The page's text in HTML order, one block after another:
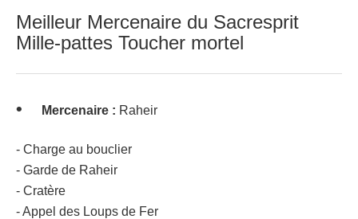
Meilleur Mercenaire du Sacresprit
Mille-pattes Toucher mortel
Mercenaire : Raheir
- Charge au bouclier
- Garde de Raheir
- Cratère
- Appel des Loups de Fer